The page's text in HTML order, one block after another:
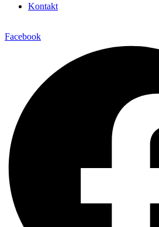
Kontakt
Facebook